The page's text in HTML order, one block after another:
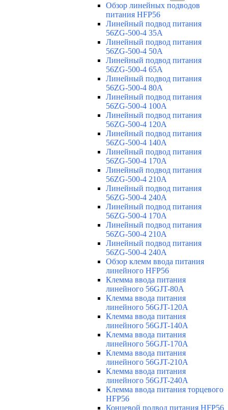
Обзор линейных подводов
питания HFP56
Линейный подвод питания
56ZG-500-4 35A
Линейный подвод питания
56ZG-500-4 50A
Линейный подвод питания
56ZG-500-4 65A
Линейный подвод питания
56ZG-500-4 80A
Линейный подвод питания
56ZG-500-4 100A
Линейный подвод питания
56ZG-500-4 120A
Линейный подвод питания
56ZG-500-4 140A
Линейный подвод питания
56ZG-500-4 170A
Линейный подвод питания
56ZG-500-4 210A
Линейный подвод питания
56ZG-500-4 240A
Линейный подвод питания
56ZG-500-4 170A
Линейный подвод питания
56ZG-500-4 210A
Линейный подвод питания
56ZG-500-4 240A
Обзор клемм ввода питания
линейного HFP56
Клемма ввода питания
линейного 56GJT-80A
Клемма ввода питания
линейного 56GJT-120A
Клемма ввода питания
линейного 56GJT-140A
Клемма ввода питания
линейного 56GJT-170A
Клемма ввода питания
линейного 56GJT-210A
Клемма ввода питания
линейного 56GJT-240A
Клемма ввода питания торцевого
HFP56
Концевой подвод питания HFP56